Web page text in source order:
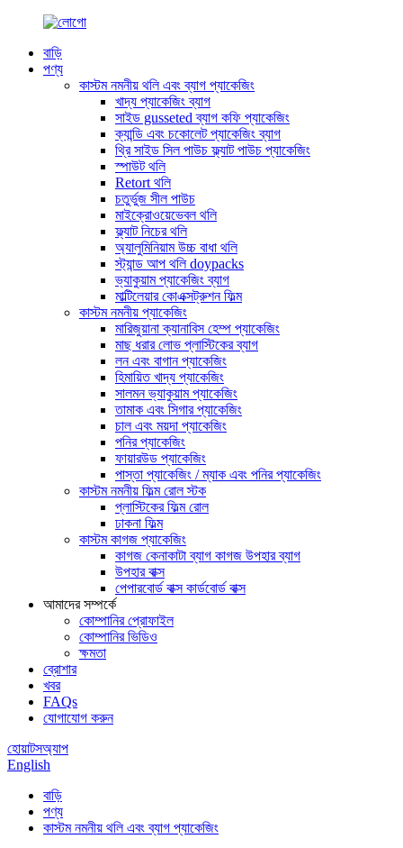
বাড়ি
পণ্য
কাস্টম নমনীয় থলি এবং ব্যাগ প্যাকেজিং
খাদ্য প্যাকেজিং ব্যাগ
সাইড gusseted ব্যাগ কফি প্যাকেজিং
ক্যান্ডি এবং চকোলেট প্যাকেজিং ব্যাগ
থ্রি সাইড সিল পাউচ ফ্ল্যাট পাউচ প্যাকেজিং
স্পাউট থলি
Retort থলি
চতুর্ভুজ সীল পাউচ
মাইক্রোওয়েভেবল থলি
ফ্ল্যাট নিচের থলি
অ্যালুমিনিয়াম উচ্চ বাধা থলি
স্ট্যান্ড আপ থলি doypacks
ভ্যাকুয়াম প্যাকেজিং ব্যাগ
মাল্টিলেয়ার কোএক্সট্রুশন ফিল্ম
কাস্টম নমনীয় প্যাকেজিং
মারিজুয়ানা ক্যানাবিস হেম্প প্যাকেজিং
মাছ ধরার লোভ প্লাস্টিকের ব্যাগ
লন এবং বাগান প্যাকেজিং
হিমায়িত খাদ্য প্যাকেজিং
সালমন ভ্যাকুয়াম প্যাকেজিং
তামাক এবং সিগার প্যাকেজিং
চাল এবং ময়দা প্যাকেজিং
পনির প্যাকেজিং
ফায়ারউড প্যাকেজিং
পাস্তা প্যাকেজিং / ম্যাক এবং পনির প্যাকেজিং
কাস্টম নমনীয় ফিল্ম রোল স্টক
প্লাস্টিকের ফিল্ম রোল
ঢাকনা ফিল্ম
কাস্টম কাগজ প্যাকেজিং
কাগজ কেনাকাটা ব্যাগ কাগজ উপহার ব্যাগ
উপহার বাক্স
পেপারবোর্ড বাক্স কার্ডবোর্ড বাক্স
আমাদের সম্পর্কে
কোম্পানির প্রোফাইল
কোম্পানির ভিডিও
ক্ষমতা
ব্রোশার
খবর
FAQs
যোগাযোগ করুন
হোয়াটসঅ্যাপ
English
বাড়ি
পণ্য
কাস্টম নমনীয় থলি এবং ব্যাগ প্যাকেজিং